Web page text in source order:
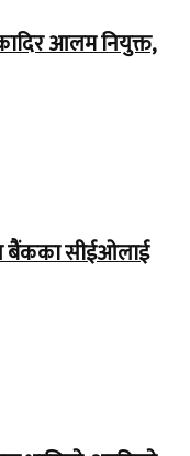
आलम नियुक्त,
बैंकका सीईओलाई